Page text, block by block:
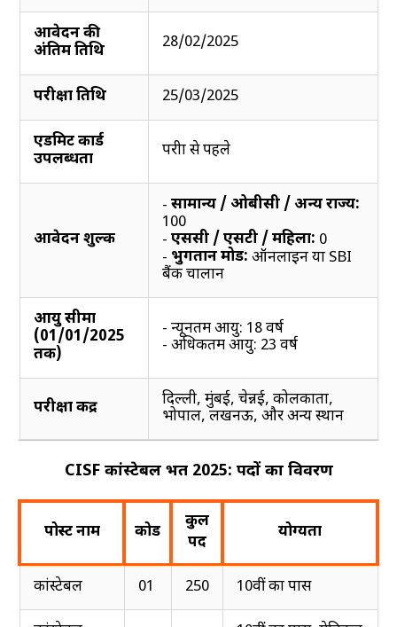
Koo
Twitter
Email
आवेदन की
अंतिम तिथि
28/02/2025
परीक्षा तिथि 25/03/2025
एडमिट कार्ड
उपलब्धता
परीक्षा से पहले
आवेदन शुल्क
- सामान्य / ओबीसी / अन्य राज्य:
₹100
- एससी / एसटी / महिला: ₹0
- भुगतान मोड: ऑनलाइन या SBI
बैंक चालान
आयु सीमा
(01/01/2025
तक)
- न्यूनतम आयु: 18 वर्ष
- अधिकतम आयु: 23 वर्ष
परीक्षा केंद्र
दिल्ली, मुंबई, चेन्नई, कोलकाता,
भोपाल, लखनऊ, और अन्य स्थान
CISF कांस्टेबल भर्ती 2025: पदों का विवरण
पोस्ट नाम कोड
कुल
पद
योग्यता
कांस्टेबल 01 250 10वीं कक्षा पास